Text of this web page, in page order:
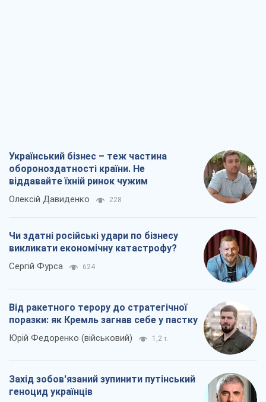
Український бізнес – теж частина
обороноздатності країни. Не
віддавайте їхній ринок чужим
Олексій Давиденко 228
Чи здатні російські удари по бізнесу
викликати економічну катастрофу?
Сергій Фурса 624
Від ракетного терору до стратегічної
поразки: як Кремль загнав себе у пастку
Юрій Федоренко (військовий) 1,2 т.
Захід зобов'язаний зупинити путінський
геноцид українців